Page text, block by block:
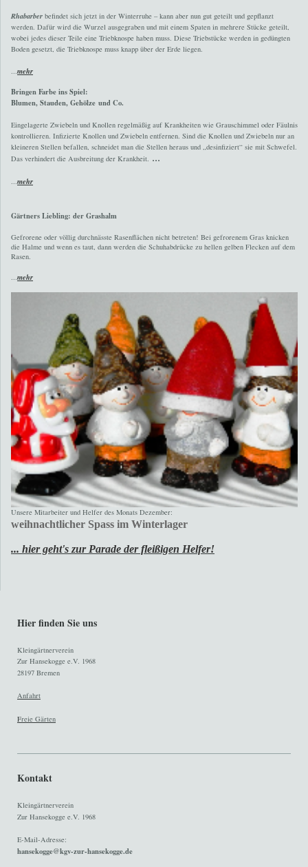
Rhabarber befindet sich jetzt in der Winterruhe – kann aber nun gut geteilt und gepflanzt
werden. Dafür wird die Wurzel ausgegraben und mit einem Spaten in mehrere Stücke geteilt,
wobei jedes dieser Teile eine Triebknospe haben muss. Diese Triebstücke werden in gedüngten
Boden gesetzt, die Triebknospe muss knapp über der Erde liegen.
...mehr
Bringen Farbe ins Spiel:
Blumen, Stauden, Gehölze und Co.
Eingelagerte Zwiebeln und Knollen regelmäßig auf Krankheiten wie Grauschimmel oder Fäulnis
kontrollieren. Infizierte Knollen und Zwiebeln entfernen. Sind die Knollen und Zwiebeln nur an
kleineren Stellen befallen, schneidet man die Stellen heraus und „desinfiziert“ sie mit Schwefel.
Das verhindert die Ausbreitung der Krankheit. ...
...mehr
Gärtners Liebling: der Grashalm
Gefrorene oder völlig durchnässte Rasenflächen nicht betreten! Bei gefrorenem Gras knicken
die Halme und wenn es taut, dann werden die Schuhabdrücke zu hellen gelben Flecken auf dem
Rasen.
...mehr
Unsere Mitarbeiter und Helfer des Monats Dezember:
weihnachtlicher Spass im Winterlager
... hier geht's zur Parade der fleißigen Helfer!
Hier finden Sie uns
Kleingärtnerverein
Zur Hansekogge e.V. 1968
28197 Bremen
Anfahrt
Freie Gärten
Kontakt
Kleingärtnerverein
Zur Hansekogge e.V. 1968
E-Mail-Adresse:
hansekogge@kgv-zur-hansekogge.de